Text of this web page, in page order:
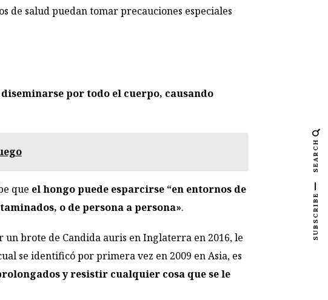
de salud puedan tomar precauciones especiales
por todo el cuerpo, causando
que el hongo puede esparcirse “en entornos de
o de persona a persona».
brote de Candida auris en Inglaterra en 2016, le
se identificó por primera vez en 2009 en Asia, es
y resistir cualquier cosa que se le
SEARCH
SUBSCRIBE